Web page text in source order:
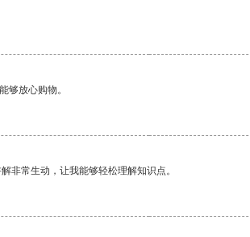
够放心购物。
非常生动，让我能够轻松理解知识点。